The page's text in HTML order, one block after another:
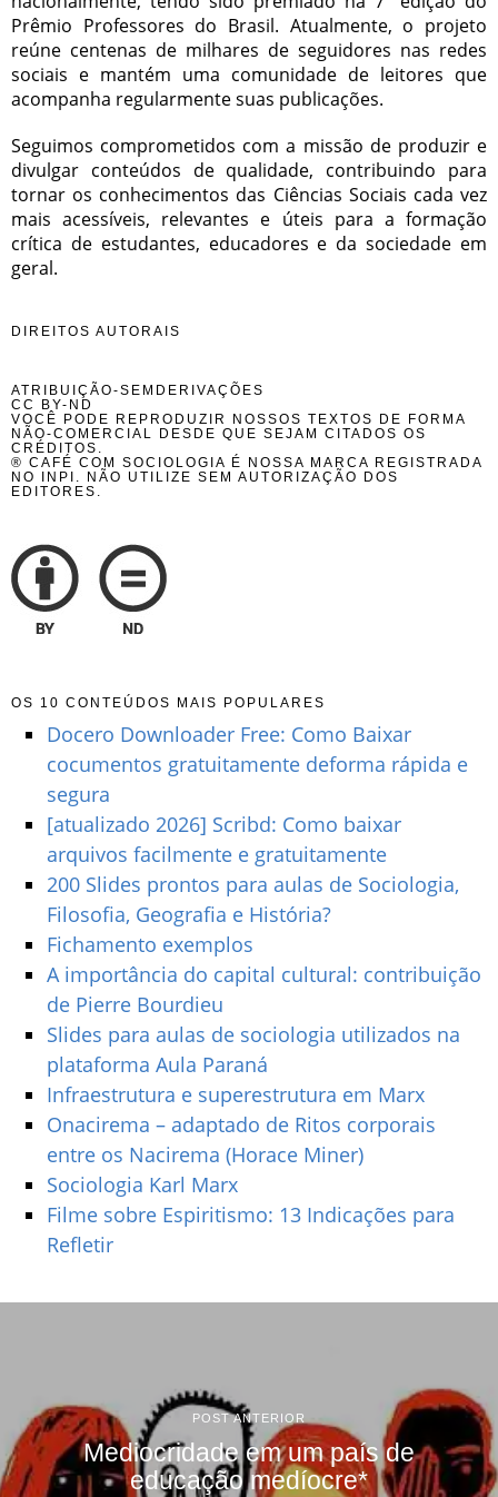
Prêmio Professores do Brasil. Atualmente, o projeto
reúne centenas de milhares de seguidores nas redes
sociais e mantém uma comunidade de leitores que
acompanha regularmente suas publicações.
Seguimos comprometidos com a missão de produzir e
divulgar conteúdos de qualidade, contribuindo para
tornar os conhecimentos das Ciências Sociais cada vez
mais acessíveis, relevantes e úteis para a formação
crítica de estudantes, educadores e da sociedade em
geral.
DIREITOS AUTORAIS
ATRIBUIÇÃO-SEMDERIVAÇÕES
CC BY-ND
VOCÊ PODE REPRODUZIR NOSSOS TEXTOS DE FORMA
NÃO-COMERCIAL DESDE QUE SEJAM CITADOS OS
CRÉDITOS.
® CAFÉ COM SOCIOLOGIA É NOSSA MARCA REGISTRADA
NO INPI. NÃO UTILIZE SEM AUTORIZAÇÃO DOS
EDITORES.
OS 10 CONTEÚDOS MAIS POPULARES
Docero Downloader Free: Como Baixar
cocumentos gratuitamente deforma rápida e
segura
[atualizado 2026] Scribd: Como baixar
arquivos facilmente e gratuitamente
200 Slides prontos para aulas de Sociologia,
Filosofia, Geografia e História?
Fichamento exemplos
A importância do capital cultural: contribuição
de Pierre Bourdieu
Slides para aulas de sociologia utilizados na
plataforma Aula Paraná
Infraestrutura e superestrutura em Marx
Onacirema – adaptado de Ritos corporais
entre os Nacirema (Horace Miner)
Sociologia Karl Marx
Filme sobre Espiritismo: 13 Indicações para
Refletir
POST ANTERIOR
Mediocridade em um país de
educação medíocre*